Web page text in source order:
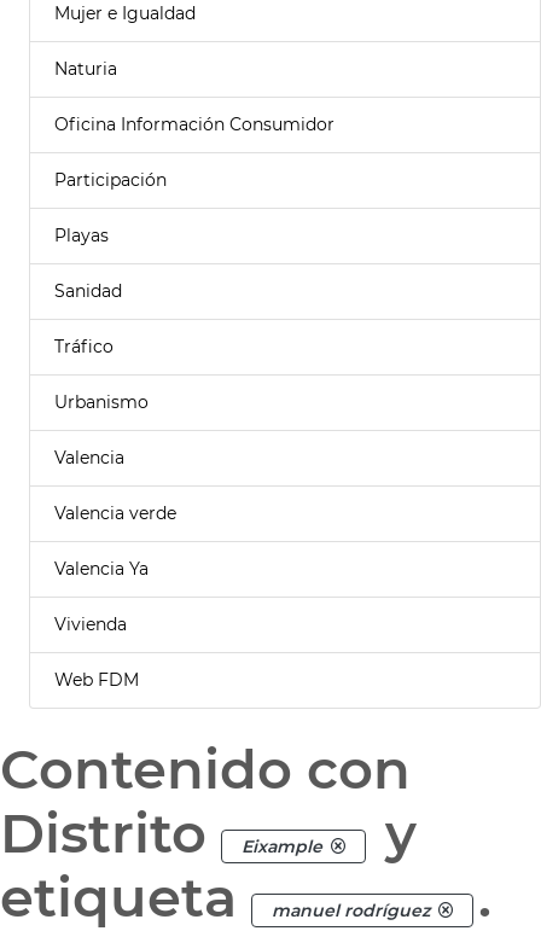
Mujer e Igualdad
Naturia
Oficina Información Consumidor
Participación
Playas
Sanidad
Tráfico
Urbanismo
Valencia
Valencia verde
Valencia Ya
Vivienda
Web FDM
Contenido con
Distrito
Eixample
y
etiqueta
manuel rodríguez .